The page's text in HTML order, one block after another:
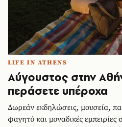
LIFE IN ATHENS
Αύγουστος στην
περάσετε υπέροχα
Δωρεάν εκδηλώσεις, μουσεία,
φαγητό και μοναδικές εμπειρίες